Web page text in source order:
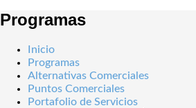
Programas
Inicio
Programas
Alternativas Comerciales
Puntos Comerciales
Portafolio de Servicios